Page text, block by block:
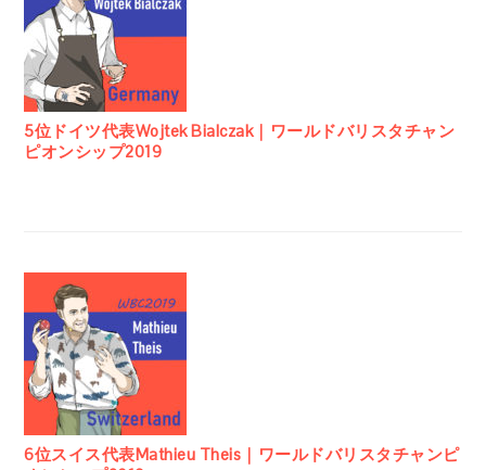
5位ドイツ代表Wojtek Bialczak｜ワールドバリスタチャン
ピオンシップ2019
6位スイス代表Mathieu Theis｜ワールドバリスタチャンピ